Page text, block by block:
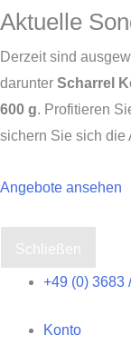
Aktuelle
Derzeit sind
darunter Scharrel
600 g. Profitieren
sichern Sie sich die
Angebote ansehen
Schließen
springen
+49 (0) 3683
Konto